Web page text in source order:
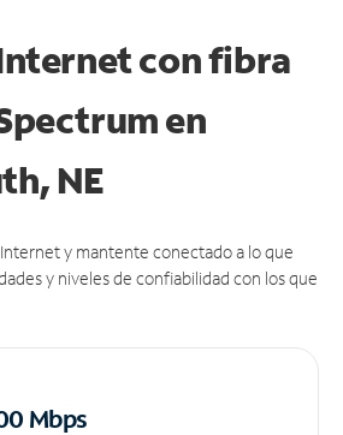
con fibra
en
NE
y mantente conectado a lo que
y niveles de confiabilidad con los que
Mbps